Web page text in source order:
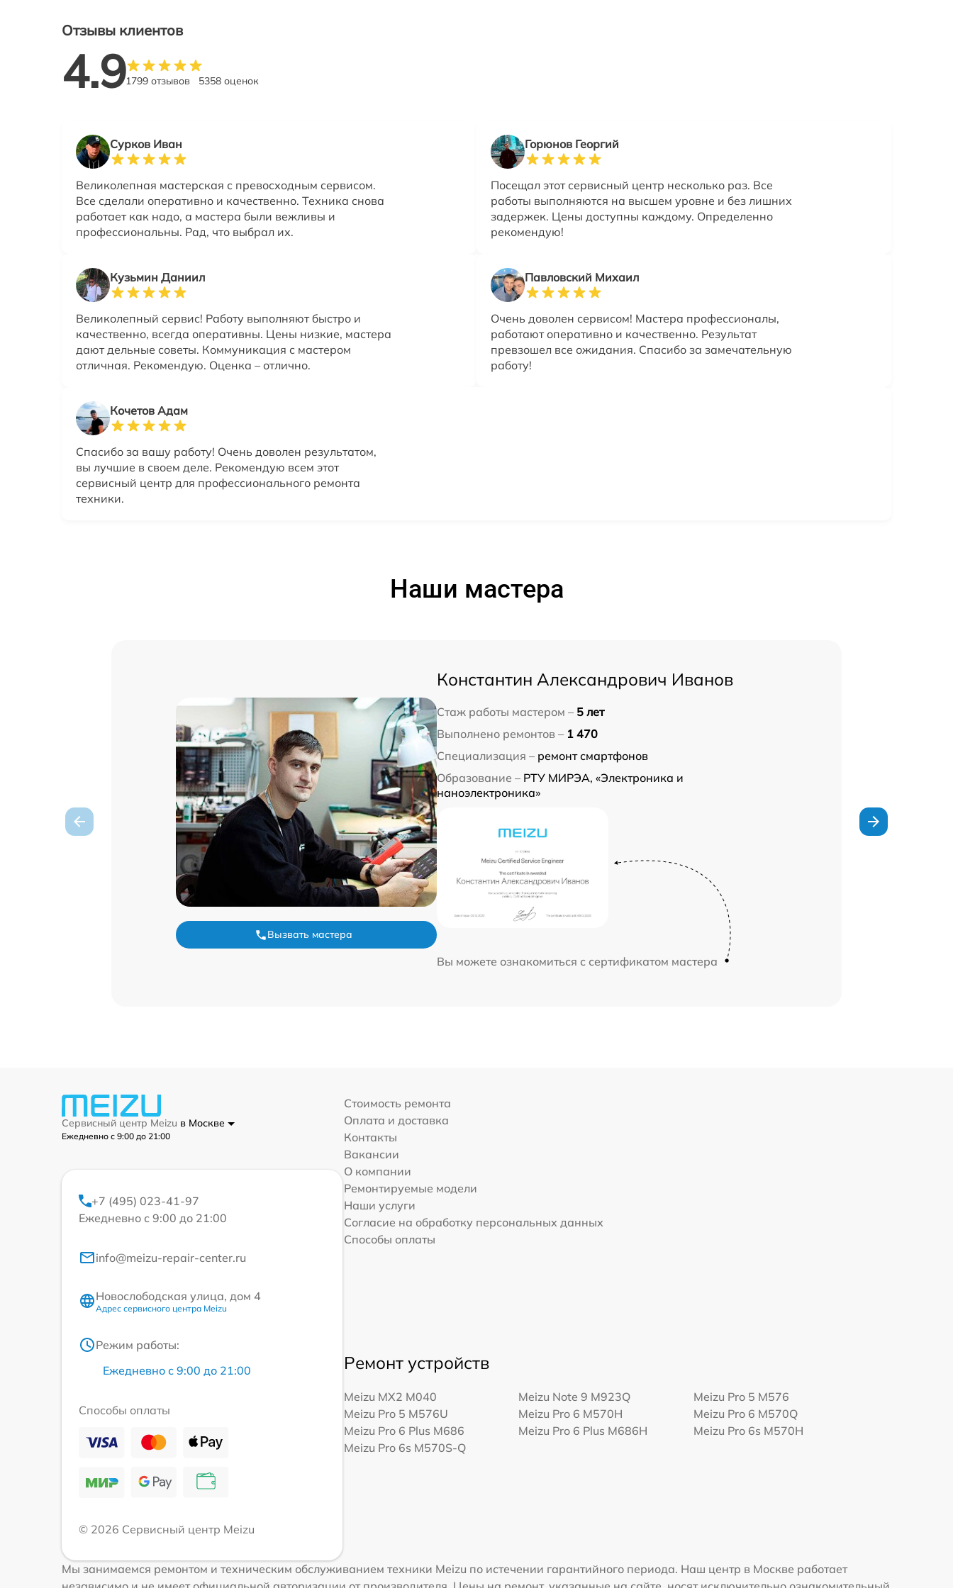
Отзывы клиентов
4.91799 отзывов 5358 оценок
Сурков Иван
Великолепная мастерская с превосходным сервисом.
Все сделали оперативно и качественно. Техника снова
работает как надо, а мастера были вежливы и
профессиональны. Рад, что выбрал их.
Горюнов Георгий
Посещал этот сервисный центр несколько раз. Все
работы выполняются на высшем уровне и без лишних
задержек. Цены доступны каждому. Определенно
рекомендую!
Кузьмин Даниил
Великолепный сервис! Работу выполняют быстро и
качественно, всегда оперативны. Цены низкие, мастера
дают дельные советы. Коммуникация с мастером
отличная. Рекомендую. Оценка – отлично.
Павловский Михаил
Очень доволен сервисом! Мастера профессионалы,
работают оперативно и качественно. Результат
превзошел все ожидания. Спасибо за замечательную
работу!
Кочетов Адам
Спасибо за вашу работу! Очень доволен результатом,
вы лучшие в своем деле. Рекомендую всем этот
сервисный центр для профессионального ремонта
техники.
Наши мастера
Вызвать мастера
Константин Александрович Иванов
Стаж работы мастером – 5 лет
Выполнено ремонтов – 1 470
Специализация – ремонт смартфонов
Образование – РТУ МИРЭА, «Электроника и
наноэлектроника»
Вы можете ознакомиться с сертификатом мастера
Сервисный центр Meizu в Москве
Ежедневно с 9:00 до 21:00
+7 (495) 023-41-97
Ежедневно с 9:00 до 21:00
info@meizu-repair-center.ru
Новослободская улица, дом 4
Адрес сервисного центра Meizu
Режим работы:
Ежедневно с 9:00 до 21:00
Способы оплаты
© 2026 Сервисный центр Meizu
Стоимость ремонта
Оплата и доставка
Контакты
Вакансии
О компании
Ремонтируемые модели
Наши услуги
Согласие на обработку персональных данных
Способы оплаты
Ремонт устройств
Meizu MX2 M040 Meizu Note 9 M923Q
Meizu Pro 5 M576
Meizu Pro 5 M576U
Meizu Pro 6 M570H
Meizu Pro 6 M570Q
Meizu Pro 6 Plus M686
Meizu Pro 6 Plus M686H
Meizu Pro 6s M570H
Meizu Pro 6s M570S-Q
Мы занимаемся ремонтом и техническим обслуживанием техники Meizu по истечении гарантийного периода. Наш центр в Москве работает